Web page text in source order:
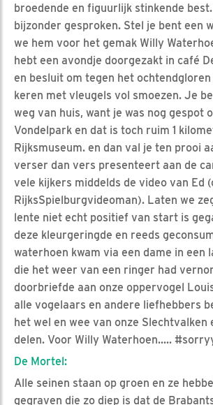
broedende en figuurlijk stinkende
bijzonder gesproken. Stel je bent een
we hem voor het gemak Willy
hebt een avondje doorgezakt in café
en besluit om tegen het
keren met vleugels vol smoezen. Je
weg van huis, want je was nog gespot
Vondelpark en dat is toch ruim 1
Rijksmuseum. en dan val je ten prooi
verser dan vers presenteert aan de
vele kijkers middelds de video van Ed
RijksSpielburgvideoman). Laten we
lente niet echt positief van start is
deze kleurgeringde en reeds
waterhoen kwam via een dame in een
die het weer van een ringer had
doorbriefde aan onze oppervogel
alle vogelaars en andere liefhebbers
het wel en wee van onze Slechtvalken
delen. Voor Willy Waterhoen.....
De Mortel:
Alle seinen staan op groen en ze
gegraven die zo diep is dat de